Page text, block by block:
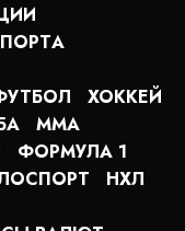
ХОККЕЙ
MMA
ФОРМУЛА 1
НХЛ